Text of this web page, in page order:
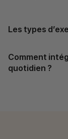
Les types
Comment
quotidien ?